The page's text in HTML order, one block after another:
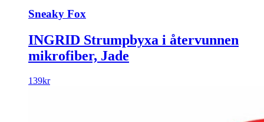
Sneaky Fox
INGRID Strumpbyxa i återvunnen
mikrofiber, Jade
139kr